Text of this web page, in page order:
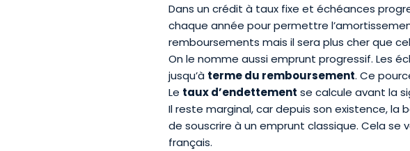
Dans un crédit à taux fixe et échéances
chaque année pour permettre
remboursements mais il sera plus cher que
On le nomme aussi emprunt progressif. Les
jusqu’à terme du remboursement. Ce
Le taux d’endettement se calcule avant la
Il reste marginal, car depuis son existence, la
de souscrire à un emprunt classique. Cela se
français.